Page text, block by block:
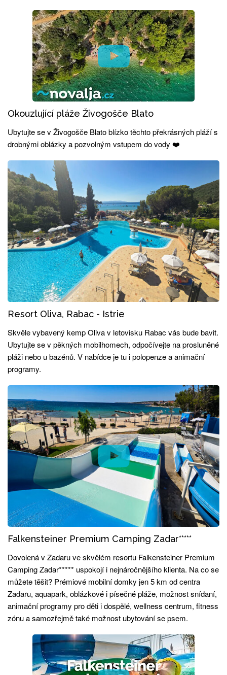
Okouzlující pláže Živogošče Blato
Ubytujte se v Živogošče Blato blízko těchto překrásných pláží s
drobnými oblázky a pozvolným vstupem do vody ❤️
Resort Oliva, Rabac - Istrie
Skvěle vybavený kemp Oliva v letovisku Rabac vás bude bavit.
Ubytujte se v pěkných mobilhomech, odpočívejte na prosluněné
pláži nebo u bazénů. V nabídce je tu i polopenze a animační
programy.
Falkensteiner Premium Camping Zadar*****
Dovolená v Zadaru ve skvělém resortu Falkensteiner Premium
Camping Zadar***** uspokojí i nejnáročnějšího klienta. Na co se
můžete těšit? Prémiové mobilní domky jen 5 km od centra
Zadaru, aquapark, oblázkové i písečné pláže, možnost snídaní,
animační programy pro děti i dospělé, wellness centrum, fitness
zónu a samozřejmě také možnost ubytování se psem.